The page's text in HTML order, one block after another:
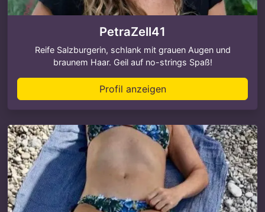
PetraZell41
Reife Salzburgerin, schlank mit grauen Augen und
braunem Haar. Geil auf no-strings Spaß!
Profil anzeigen